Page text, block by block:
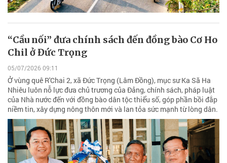
“Cầu nối” đưa chính sách đến đồng bào Cơ Ho
Chil ở Đức Trọng
05/07/2026 09:11
Ở vùng quê R'Chai 2, xã Đức Trọng (Lâm Đồng), mục sư Ka Să Ha
Nhiêu luôn nỗ lực đưa chủ trương của Đảng, chính sách, pháp luật
của Nhà nước đến với đồng bào dân tộc thiểu số, góp phần bồi đắp
niềm tin, xây dựng nông thôn mới và lan tỏa sức mạnh từ lòng dân.